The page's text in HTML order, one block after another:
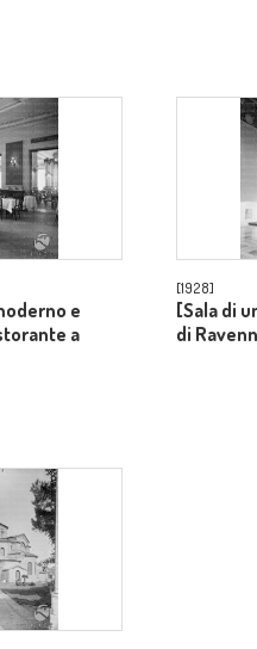
e
a
[1928]
[Sala di
di